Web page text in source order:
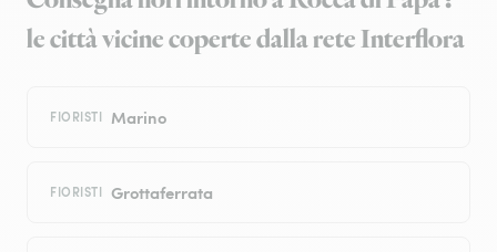
le città vicine coperte dalla rete Interflora
FIORISTI Marino
FIORISTI Grottaferrata